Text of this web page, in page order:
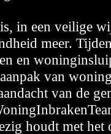
in een veilige
meer.
en
van
van de
houdt met